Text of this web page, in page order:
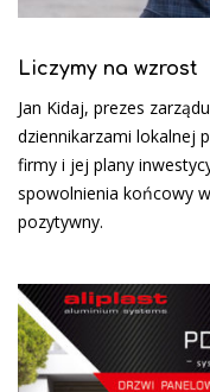
Liczymy na wzrost
Jan Kidaj, prezes
dziennikarzami lokalnej
firmy i jej plany
spowolnienia końcowy
pozytywny.